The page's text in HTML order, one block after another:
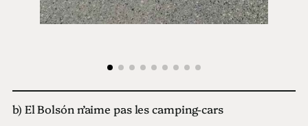
b) El Bolsón n’aime pas les camping-cars